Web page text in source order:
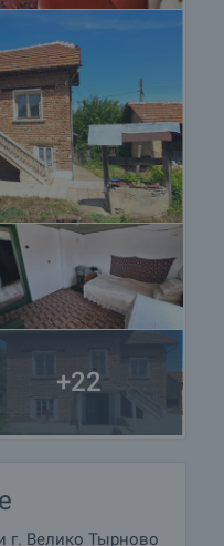
+22
г. Велико Тырново